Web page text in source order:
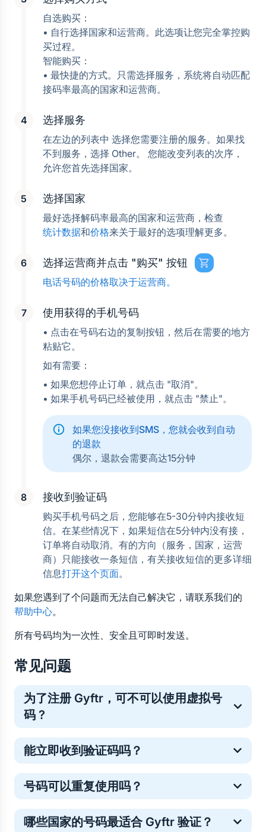
自选购买：
• 自行选择国家和运营商。此选项让您完全掌控购
买过程。
智能购买：
• 最快捷的方式。只需选择服务，系统将自动匹配
接码率最高的国家和运营商。
选择服务
在左边的列表中 选择您需要注册的服务。如果找
不到服务，选择 Other。 您能改变列表的次序，
允许您首先选择国家。
选择国家
最好选择解码率最高的国家和运营商，检查
统计数据和价格来关于最好的选项理解更多。
选择运营商并点击 "购买" 按钮
电话号码的价格取决于运营商。
使用获得的手机号码
• 点击在号码右边的复制按钮，然后在需要的地方
粘贴它。
如有需要：
• 如果您想停止订单，就点击 "取消"。
• 如果手机号码已经被使用，就点击 "禁止"。
如果您没接收到SMS，您就会收到自动
的退款
偶尔，退款会需要高达15分钟
接收到验证码
购买手机号码之后，您能够在5-30分钟内接收短
信。在某些情况下，如果短信在5分钟内没有接，
订单将自动取消。有的方向（服务，国家，运营
商）只能接收一条短信，有关接收短信的更多详细
信息打开这个页面。
如果您遇到了个问题而无法自己解决它，请联系我们的
帮助中心。
所有号码均为一次性、安全且可即时发送。
常见问题
为了注册 Gyftr，可不可以使用虚拟号
码 ?
是的。虚拟号码常用于一次性在线验证，这是一种保护
个人手机号的常见安全方法。
能立即收到验证码吗？
多数 Gyftr 验证码会在几秒内送达，但少数情况下可能
略有延迟。如果未收到验证码请不必担心——号码费用
择其他运营商即可顺利完成验证。
号码可以重复使用吗？
临时号码仅支持单次验证。如需重复登录，你可以购买
新号码。
哪些国家的号码最适合 Gyftr 验证？